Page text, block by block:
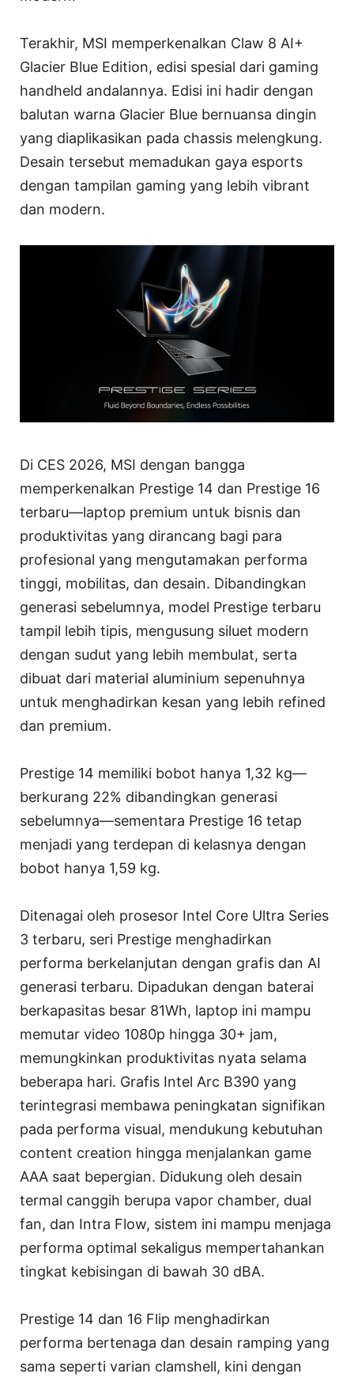
Terakhir, MSI memperkenalkan Claw 8 AI+
Glacier Blue Edition, edisi spesial dari gaming
handheld andalannya. Edisi ini hadir dengan
balutan warna Glacier Blue bernuansa dingin
yang diaplikasikan pada chassis melengkung.
Desain tersebut memadukan gaya esports
dengan tampilan gaming yang lebih vibrant
dan modern.
Di CES 2026, MSI dengan bangga
memperkenalkan Prestige 14 dan Prestige 16
terbaru—laptop premium untuk bisnis dan
produktivitas yang dirancang bagi para
profesional yang mengutamakan performa
tinggi, mobilitas, dan desain. Dibandingkan
generasi sebelumnya, model Prestige terbaru
tampil lebih tipis, mengusung siluet modern
dengan sudut yang lebih membulat, serta
dibuat dari material aluminium sepenuhnya
untuk menghadirkan kesan yang lebih refined
dan premium.
Prestige 14 memiliki bobot hanya 1,32 kg—
berkurang 22% dibandingkan generasi
sebelumnya—sementara Prestige 16 tetap
menjadi yang terdepan di kelasnya dengan
bobot hanya 1,59 kg.
Ditenagai oleh prosesor Intel Core Ultra Series
3 terbaru, seri Prestige menghadirkan
performa berkelanjutan dengan grafis dan AI
generasi terbaru. Dipadukan dengan baterai
berkapasitas besar 81Wh, laptop ini mampu
memutar video 1080p hingga 30+ jam,
memungkinkan produktivitas nyata selama
beberapa hari. Grafis Intel Arc B390 yang
terintegrasi membawa peningkatan signifikan
pada performa visual, mendukung kebutuhan
content creation hingga menjalankan game
AAA saat bepergian. Didukung oleh desain
termal canggih berupa vapor chamber, dual
fan, dan Intra Flow, sistem ini mampu menjaga
performa optimal sekaligus mempertahankan
tingkat kebisingan di bawah 30 dBA.
Prestige 14 dan 16 Flip menghadirkan
performa bertenaga dan desain ramping yang
sama seperti varian clamshell, kini dengan